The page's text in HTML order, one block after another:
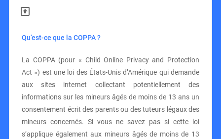
Qu’est-ce que la COPPA ?
La COPPA (pour « Child Online Privacy and Protection
Act ») est une loi des États-Unis d’Amérique qui demande
aux sites internet collectant potentiellement des
informations sur les mineurs âgés de moins de 13 ans un
consentement écrit des parents ou des tuteurs légaux des
mineurs concernés. Si vous ne savez pas si cette loi
s’applique également aux mineurs âgés de moins de 13